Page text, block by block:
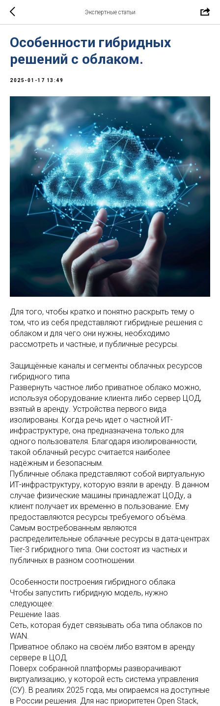
Экспертные статьи
Особенности гибридных
решений с облаком.
2025-01-17 13:49
Для того, чтобы кратко и понятно раскрыть тему о
том, что из себя представляют гибридные решения с
облаком и для чего они нужны, необходимо
рассмотреть и частные, и публичные ресурсы.
Защищённые каналы и сегменты облачных ресурсов
гибридного типа
Развернуть частное либо приватное облако можно,
используя оборудование клиента либо сервер ЦОД,
взятый в аренду. Устройства первого вида
изолированы. Когда речь идет о частной ИТ-
инфраструктуре, она предназначена только для
одного пользователя. Благодаря изолированности,
такой облачный ресурс считается наиболее
надёжным и безопасным.
Публичные облака представляют собой виртуальную
ИТ-инфраструктуру, которую взяли в аренду. В данном
случае физические машины принадлежат ЦОДу, а
клиент получает их временно в пользование. Ему
предоставляются ресурсы требуемого объёма.
Самым востребованным являются
распределительные облачные ресурсы в дата-центрах
Tier-3 гибридного типа. Они состоят из частных и
публичных в разном соотношении.
Особенности построения гибридного облака
Чтобы запустить гибридную модель, нужно
следующее:
Решение Iaas.
Сеть, которая будет связывать оба типа облаков по
WAN.
Приватное облако на своём либо взятом в аренду
сервере в ЦОД.
Поверх собранной платформы разворачивают
виртуализацию, у которой есть система управления
(СУ). В реалиях 2025 года, мы опираемся на доступные
в России решения. Для нас приоритетен Open Stack,